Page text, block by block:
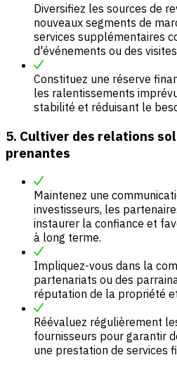
Diversifiez les sources de
nouveaux segments de
services supplémentaires
d'événements ou des
Constituez une réserve
les ralentissements
stabilité et réduisant le
5. Cultiver des relations
prenantes
Maintenez une
investisseurs, les
instaurer la confiance et
à long terme.
Impliquez-vous dans la
partenariats ou des
réputation de la propriété
Réévaluez régulièrement
fournisseurs pour garantir
une prestation de services